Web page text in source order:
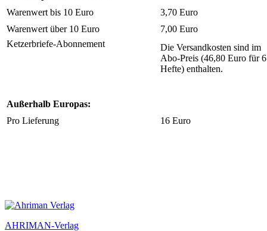
Warenwert bis 10 Euro
3,70 Euro
Warenwert über 10 Euro
7,00 Euro
Ketzerbriefe-Abonnement
Die Versandkosten sind im
Abo-Preis (46,80 Euro für 6
Hefte) enthalten.
Außerhalb Europas:
Pro Lieferung
16 Euro
AHRIMAN-Verlag